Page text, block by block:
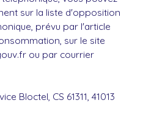
sur la liste d'opposition
prévu par l'article
sur le site
ou par courrier
Bloctel, CS 61311, 41013